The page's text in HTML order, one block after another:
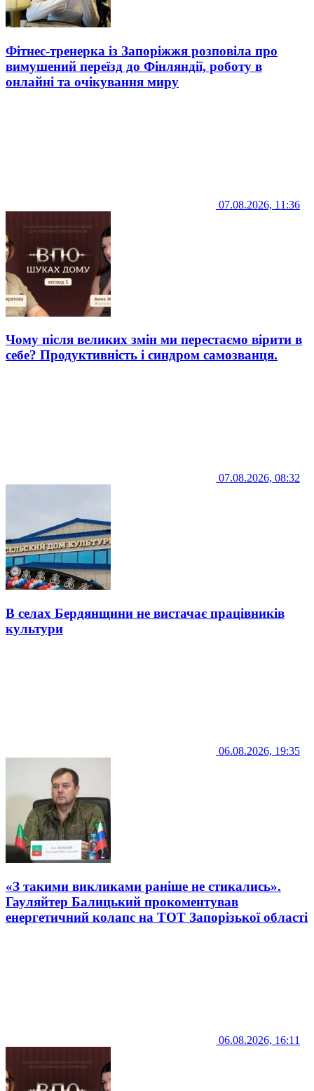
Фітнес-тренерка із Запоріжжя розповіла про
вимушений переїзд до Фінляндії, роботу в
онлайні та очікування миру
07.08.2026, 11:36
Чому після великих змін ми перестаємо вірити в
себе? Продуктивність і синдром самозванця.
07.08.2026, 08:32
В селах Бердянщини не вистачає працівників
культури
06.08.2026, 19:35
«З такими викликами раніше не стикались».
Гауляйтер Балицький прокоментував
енергетичний колапс на ТОТ Запорізької області
06.08.2026, 16:11